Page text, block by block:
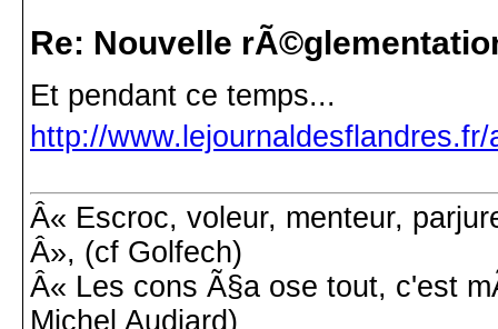
Re: Nouvelle
Et pendant ce temps...
http://
Â« Escroc, voleur, menteur,
Â», (cf Golfech)
Â« Les cons Ã§a ose tout, c'est
Michel Audiard)